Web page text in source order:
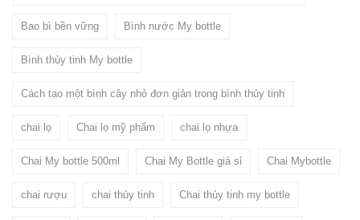
Bao bì bền vững Bình nước My bottle
Bình thủy tinh My bottle
Cách tạo một bình cây nhỏ đơn giản trong bình thủy tinh
chai lọ Chai lọ mỹ phẩm chai lọ nhựa
Chai My bottle 500ml Chai My Bottle giá sỉ Chai Mybottle
chai rượu chai thủy tinh Chai thủy tinh my bottle